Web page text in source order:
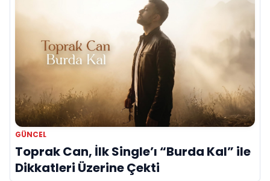
GÜNCEL
Toprak Can, İlk Single’ı “Burda Kal” ile
Dikkatleri Üzerine Çekti